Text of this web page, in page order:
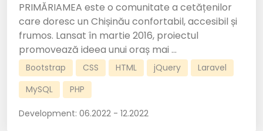
PRIMĂRIAMEA este o comunitate a cetățenilor
care doresc un Chișinău confortabil, accesibil și
frumos. Lansat în martie 2016, proiectul
promovează ideea unui oraș mai ...
Bootstrap CSS HTML jQuery
Laravel
MySQL
PHP
Development: 06.2022 - 12.2022